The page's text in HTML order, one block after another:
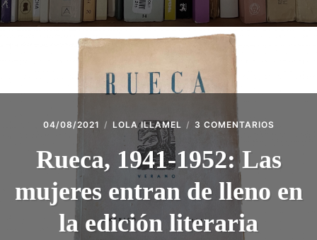
LA
NUBE
04/08/2021 LOLA ILLAMEL 3 COMENTARIOSEN
1952:
ENTRAN
Rueca, 1941-1952: Las
mujeres entran de lleno en
la edición literaria